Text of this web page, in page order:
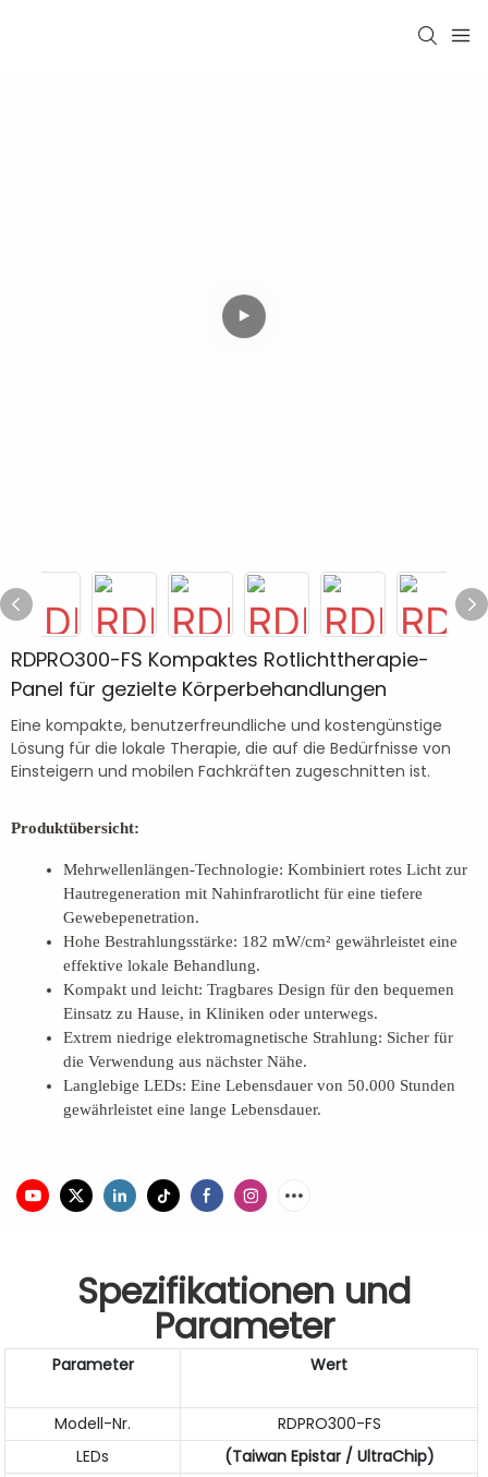
RDPRO300-FS Kompaktes Rotlichttherapie-
Panel für gezielte Körperbehandlungen
Eine kompakte, benutzerfreundliche und kostengünstige
Lösung für die lokale Therapie, die auf die Bedürfnisse von
Einsteigern und mobilen Fachkräften zugeschnitten ist.
Produktübersicht:
Mehrwellenlängen-Technologie: Kombiniert rotes Licht zur
Hautregeneration mit Nahinfrarotlicht für eine tiefere
Gewebepenetration.
Hohe Bestrahlungsstärke: 182 mW/cm² gewährleistet eine
effektive lokale Behandlung.
Kompakt und leicht: Tragbares Design für den bequemen
Einsatz zu Hause, in Kliniken oder unterwegs.
Extrem niedrige elektromagnetische Strahlung: Sicher für
die Verwendung aus nächster Nähe.
Langlebige LEDs: Eine Lebensdauer von 50.000 Stunden
gewährleistet eine lange Lebensdauer.
Spezifikationen und
Parameter
Parameter Wert
Modell-Nr.
RDPRO300-FS
LEDs
(Taiwan Epistar / UltraChip)